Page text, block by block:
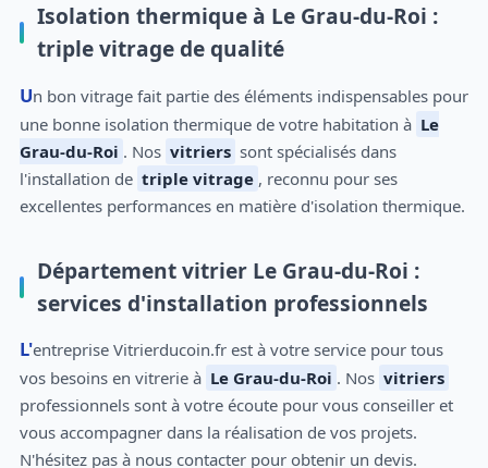
Isolation thermique à Le Grau-du-Roi :
triple vitrage de qualité
Un bon vitrage fait partie des éléments indispensables pour
une bonne isolation thermique de votre habitation à Le
Grau-du-Roi . Nos vitriers sont spécialisés dans
l'installation de triple vitrage , reconnu pour ses
excellentes performances en matière d'isolation thermique.
Département vitrier Le Grau-du-Roi :
services d'installation professionnels
L'entreprise Vitrierducoin.fr est à votre service pour tous
vos besoins en vitrerie à Le Grau-du-Roi . Nos vitriers
professionnels sont à votre écoute pour vous conseiller et
vous accompagner dans la réalisation de vos projets.
N'hésitez pas à nous contacter pour obtenir un devis.